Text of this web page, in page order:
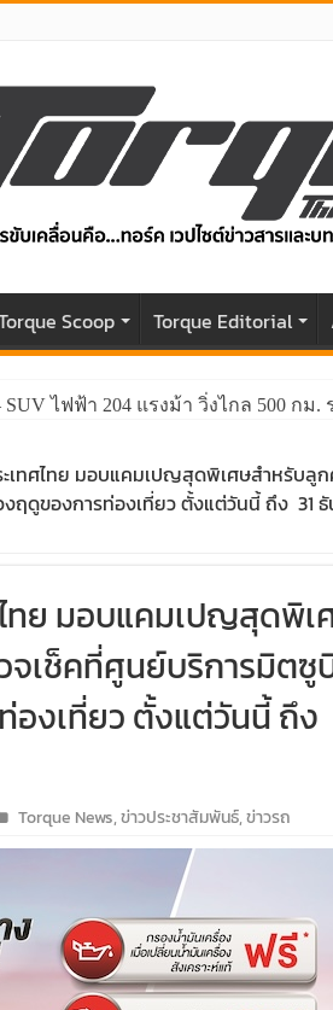
Scoop Torque Editorial
SUV ไฟฟ้า 204 แรงม้า วิ่งไกล 500 กม.
เทศไทย มอบแคมเปญสุดพิเศษสำหรับลู
ฤดูของการท่องเที่ยว ตั้งแต่วันนี้ ถึง 31
ทย มอบแคมเปญสุดพิเ
จเช็คที่ศูนย์บริการมิตซู
องเที่ยว ตั้งแต่วันนี้ ถึง
Torque News,ข่าวประชาสัมพันธ์,ข่าวรถ